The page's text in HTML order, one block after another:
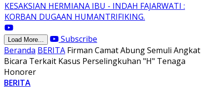
KESAKSIAN HERMIANA IBU - INDAH FAJARWATI :
KORBAN DUGAAN HUMANTRIFIKING.
Load More...
Subscribe
Beranda BERITA Firman Camat Abung Semuli Angkat
Bicara Terkait Kasus Perselingkuhan "H" Tenaga
Honorer
BERITA